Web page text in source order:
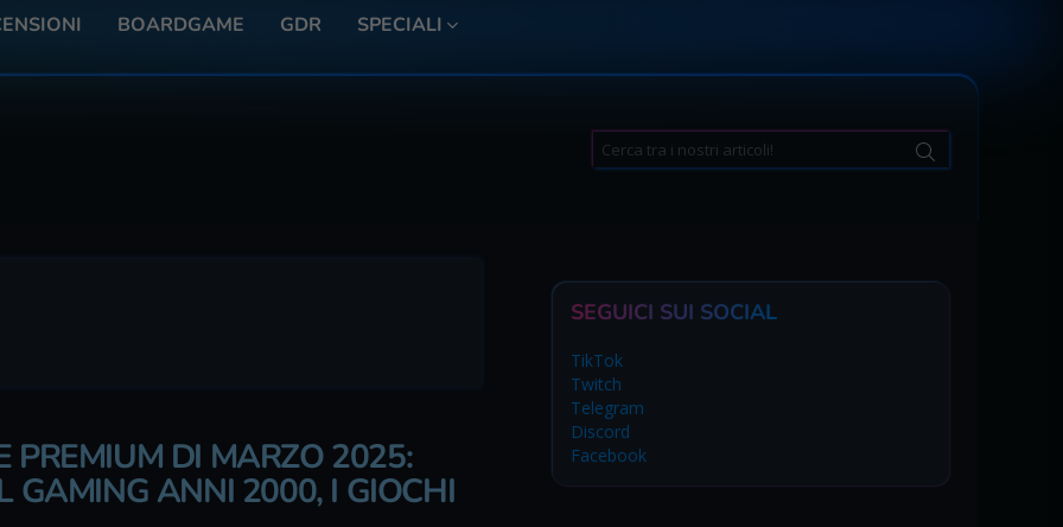
BOARDGAME GDR SPECIALI
Search
for:
PREMIUM DI MARZO 2025:
GAMING ANNI 2000, I GIOCHI
SEGUICI SUI SOCIAL
TikTok
Twitch
Telegram
Discord
Facebook